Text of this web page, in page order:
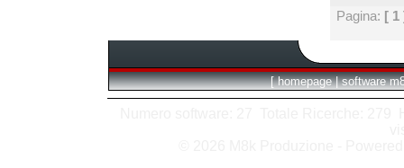
Pagina: [ 1
[ homepage | software